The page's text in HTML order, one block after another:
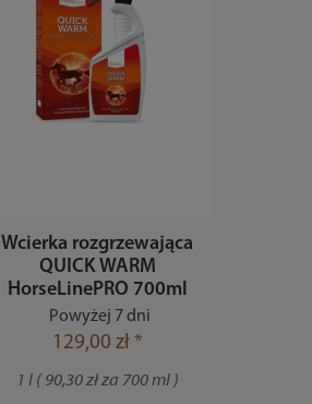
Wcierka rozgrzewająca
QUICK WARM
HorseLinePRO 700ml
Powyżej 7 dni
129,00 zł *
1 l ( 90,30 zł za 700 ml )